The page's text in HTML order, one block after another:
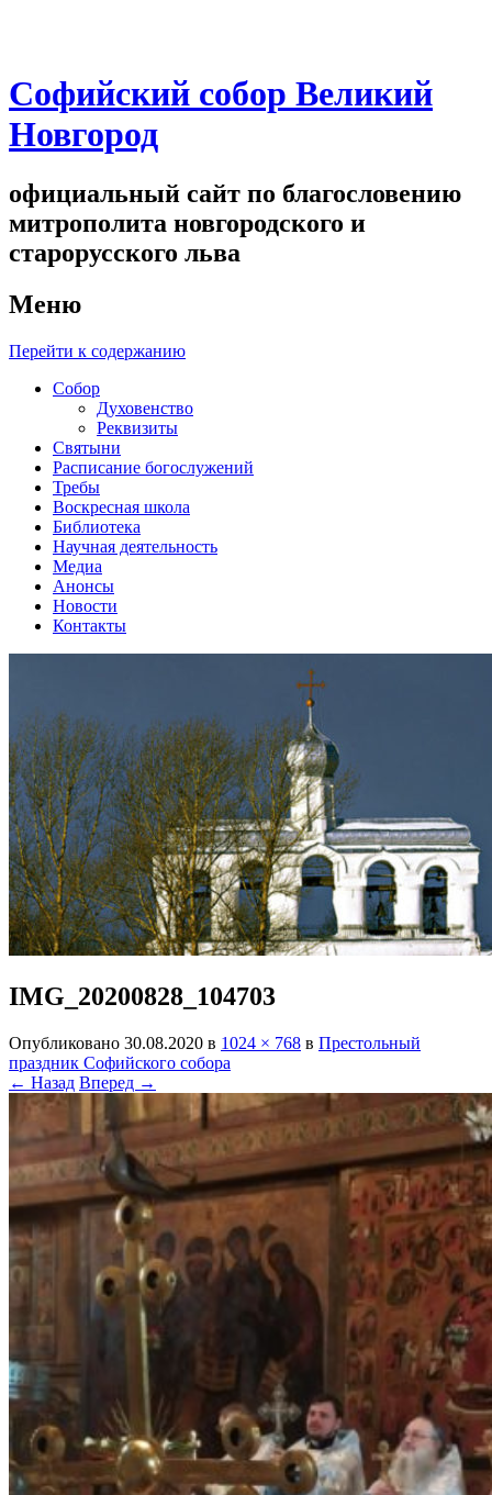
Софийский собор Великий
Новгород
официальный сайт по благословению
митрополита новгородского и
старорусского льва
Меню
Перейти к содержанию
Собор
Духовенство
Реквизиты
Святыни
Расписание богослужений
Требы
Воскресная школа
Библиотека
Научная деятельность
Медиа
Анонсы
Новости
Контакты
IMG_20200828_104703
Опубликовано 30.08.2020 в 1024 × 768 в Престольный
праздник Софийского собора
← Назад Вперед →